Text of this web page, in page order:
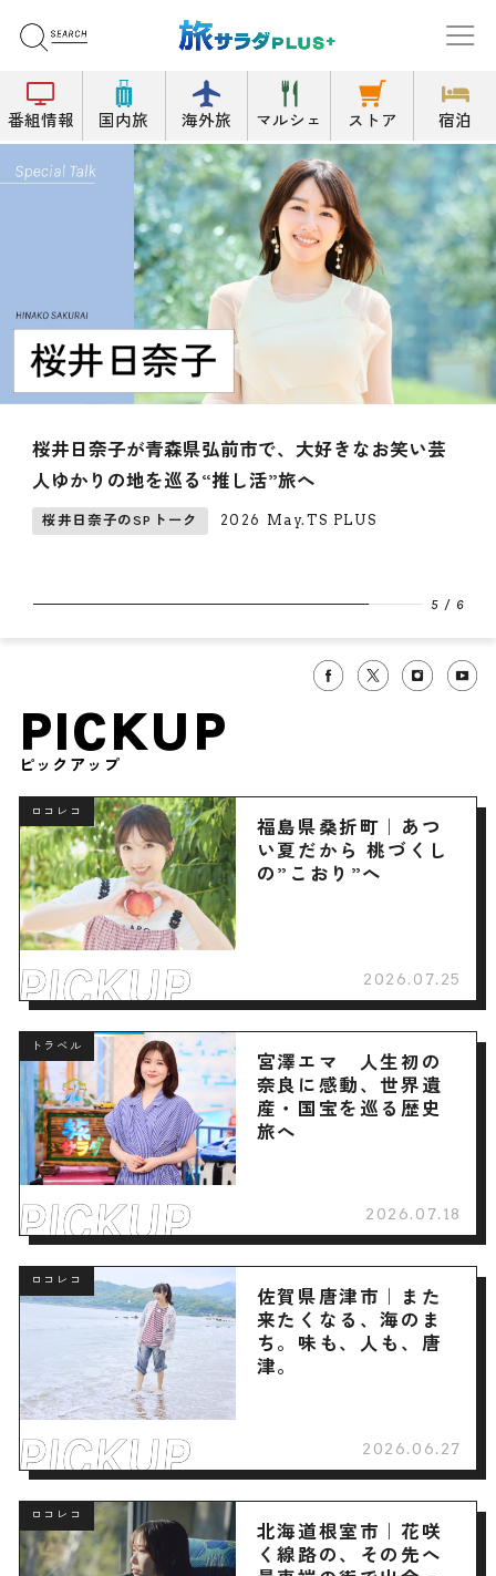
番組情報 国内旅 海外旅 マルシェ ストア 宿泊
県弘前市で、大好きなお笑い芸
る“推し活”旅へ
2026 May.TS PLUS
畑芽育が初め
満喫
6 / 6
PICKUP
ピックアップ
ロコレコ
福島県桑折町｜あつ
い夏だから 桃づくし
の”こおり”へ
2026.07.25
トラベル
宮澤エマ 人生初の
奈良に感動、世界遺
産・国宝を巡る歴史
旅へ
2026.07.18
ロコレコ
佐賀県唐津市｜また
来たくなる、海のま
ち。味も、人も、唐
津。
2026.06.27
ロコレコ
北海道根室市｜花咲
く線路の、その先へ